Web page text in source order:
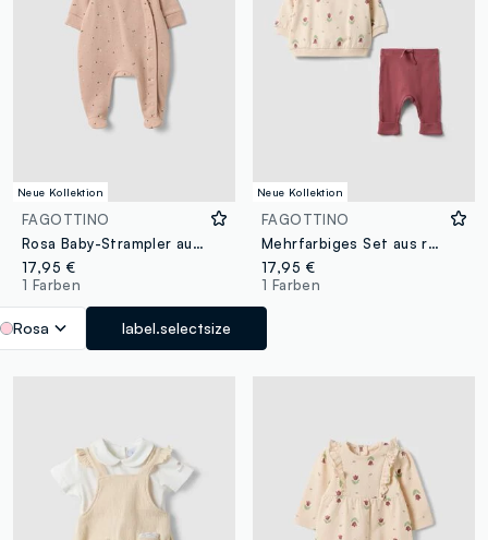
Neue Kollektion
FAGOTTINO
Rosa Baby-Strampler aus reiner Bio-Baumwolle mit Blumenmuster
17,95 €
1 Farben
Rosa label.selectsize
Neue Kollektion
FAGOTTINO
Mehrfarbiges Set aus reiner Bio-Baumwolle mit Tulpenprint für Baby-Mädchen
17,95 €
1 Farben